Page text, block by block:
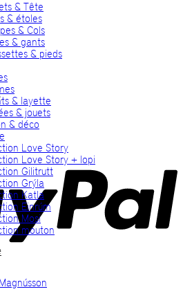
& Tête
& étoles
& Cols
& gants
& pieds
& layette
& jouets
& déco
Love Story
Love Story + lopi
Gilitrutt
Grýla
Katla
Einrúm
Mosi
mouton